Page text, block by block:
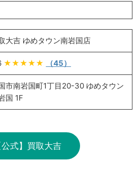
大吉 ゆめタウン南岩国店
★★★★★ （45）
市南岩国町1丁目20-30 ゆめタウン
国 1F
公式】買取大吉